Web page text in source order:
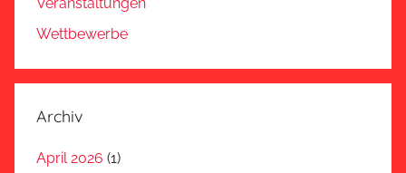
Wettbewerbe
Archiv
April 2026 (1)